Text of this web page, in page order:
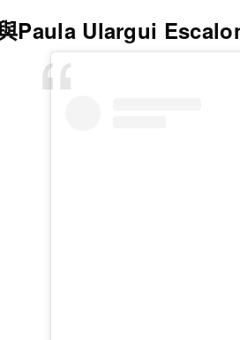
Paula Ulargui